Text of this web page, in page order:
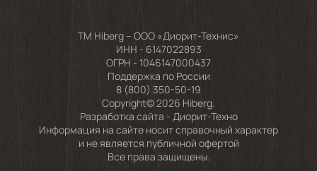
TM Hiberg – ООО «Диорит-Технис»
ИНН - 6147022893
ОГРН - 1046147000437
Поддержка по России
8 (800) 350-50-19
Copyright© 2026 Hiberg.
Разработка сайта - Диорит-Техно
Информация на сайте носит справочный характер
и не является публичной офертой
Все права защищены.